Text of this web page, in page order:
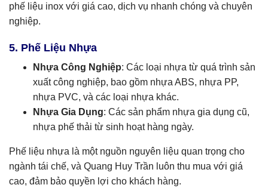
phế liệu inox với giá cao, dịch vụ nhanh chóng và chuyên
nghiệp.
5. Phế Liệu Nhựa
Nhựa Công Nghiệp: Các loại nhựa từ quá trình sản
xuất công nghiệp, bao gồm nhựa ABS, nhựa PP,
nhựa PVC, và các loại nhựa khác.
Nhựa Gia Dụng: Các sản phẩm nhựa gia dụng cũ,
nhựa phế thải từ sinh hoạt hàng ngày.
Phế liệu nhựa là một nguồn nguyên liệu quan trọng cho
ngành tái chế, và Quang Huy Trần luôn thu mua với giá
cao, đảm bảo quyền lợi cho khách hàng.